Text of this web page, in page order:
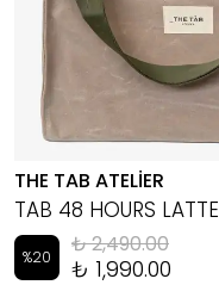
THE TAB ATELİER
TAB 48 HOURS LATTE
%20 ₺ 2,490.00
₺ 1,990.00